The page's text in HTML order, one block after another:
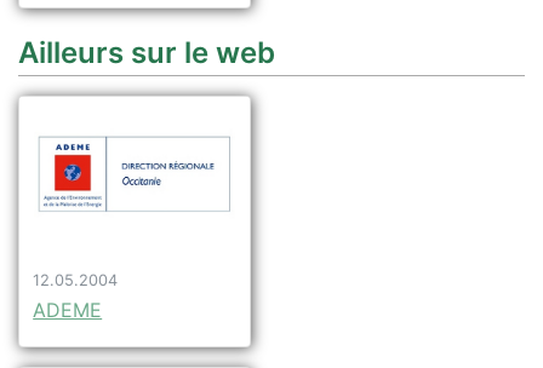
Ailleurs sur le web
12.05.2004
ADEME